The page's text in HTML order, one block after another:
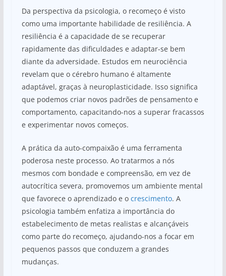
Da perspectiva da psicologia, o recomeço é visto
como uma importante habilidade de resiliência. A
resiliência é a capacidade de se recuperar
rapidamente das dificuldades e adaptar-se bem
diante da adversidade. Estudos em neurociência
revelam que o cérebro humano é altamente
adaptável, graças à neuroplasticidade. Isso significa
que podemos criar novos padrões de pensamento e
comportamento, capacitando-nos a superar fracassos
e experimentar novos começos.
A prática da auto-compaixão é uma ferramenta
poderosa neste processo. Ao tratarmos a nós
mesmos com bondade e compreensão, em vez de
autocrítica severa, promovemos um ambiente mental
que favorece o aprendizado e o crescimento. A
psicologia também enfatiza a importância do
estabelecimento de metas realistas e alcançáveis
como parte do recomeço, ajudando-nos a focar em
pequenos passos que conduzem a grandes
mudanças.